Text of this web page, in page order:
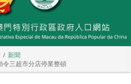
新聞
令三超市分店停業整頓